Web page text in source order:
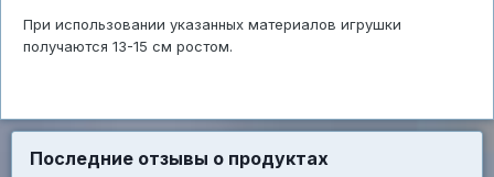
При использовании указанных материалов игрушки
получаются 13-15 см ростом.
Последние отзывы о продуктах